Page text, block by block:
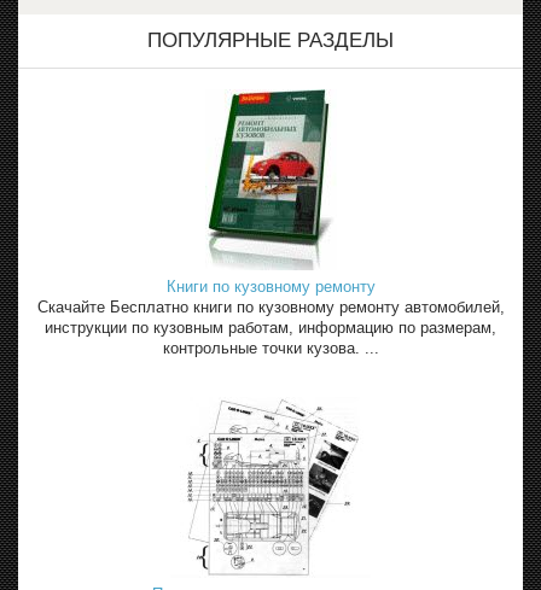
ПОПУЛЯРНЫЕ РАЗДЕЛЫ
Книги по кузовному ремонту
Скачайте Бесплатно книги по кузовному ремонту автомобилей,
инструкции по кузовным работам, информацию по размерам,
контрольные точки кузова. ...